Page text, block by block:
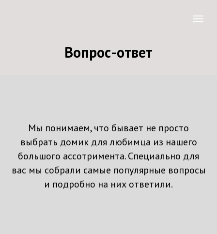
Вопрос-ответ
Мы понимаем, что бывает не просто
выбрать домик для любимца из нашего
большого ассотримента. Специально для
вас мы собрали самые популярные вопросы
и подробно на них ответили.